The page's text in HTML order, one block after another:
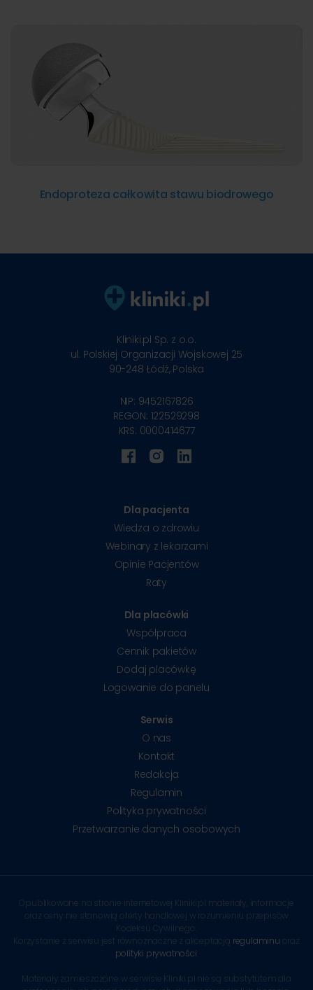
Endoproteza całkowita stawu biodrowego
Kliniki.pl Sp. z o.o.
ul. Polskiej Organizacji Wojskowej 25
90-248 Łódź, Polska
NIP: 9452167826
REGON: 122529298
KRS: 0000414677
Dla pacjenta
Wiedza o zdrowiu
Webinary z lekarzami
Opinie Pacjentów
Raty
Dla placówki
Współpraca
Cennik pakietów
Dodaj placówkę
Logowanie do panelu
Serwis
O nas
Kontakt
Redakcja
Regulamin
Polityka prywatności
Przetwarzanie danych osobowych
Opublikowane na stronie internetowej Kliniki.pl materiały, informacje
oraz ceny nie stanowią oferty handlowej w rozumieniu przepisów
Kodeksu Cywilnego.
Korzystanie z serwisu jest równoznaczne z akceptacją regulaminu oraz
polityki prywatności
Materiały zamieszczone w serwisie Kliniki.pl nie są substytutem dla